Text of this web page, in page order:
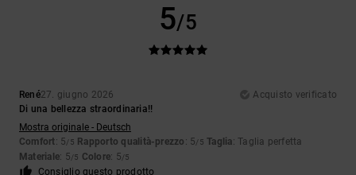
5/5
René27. giugno 2026
Acquisto verificato
Di una bellezza straordinaria!!
Mostra originale - Deutsch
Comfort: 5/5 Rapporto qualità-prezzo : 5/5 Taglia: Taglia perfetta
Materiale: 5/5 Colore: 5/5
Consiglio questo prodotto